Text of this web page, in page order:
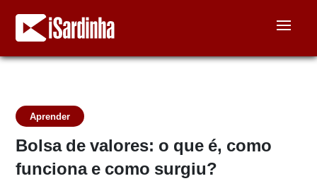
Aprender
Bolsa de valores: o que é, como
funciona e como surgiu?